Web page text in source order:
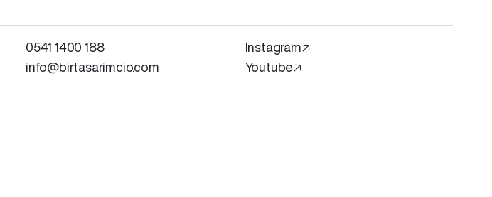
0541 1400 188
info@birtasarimcio.com
Instagram🡥
Youtube🡥